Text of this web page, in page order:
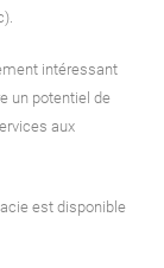
intéressant
un potentiel de
aux
est disponible